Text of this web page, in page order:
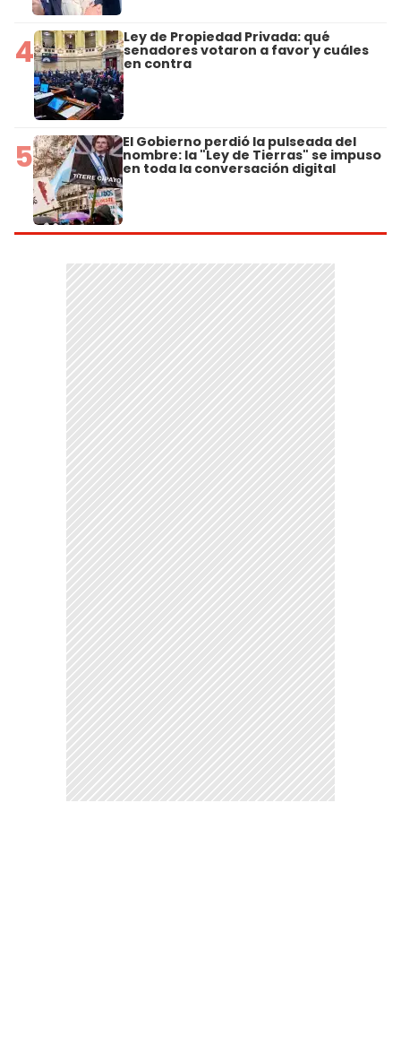
4 Ley de Propiedad Privada: qué
senadores votaron a favor y cuáles
en contra
5 El Gobierno perdió la pulseada del
nombre: la "Ley de Tierras" se impuso
en toda la conversación digital